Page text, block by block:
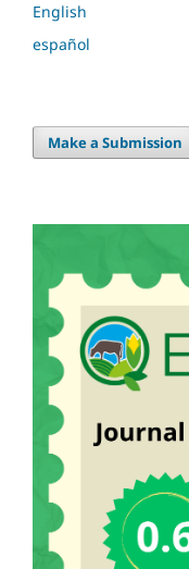
English
español
Make a Submission